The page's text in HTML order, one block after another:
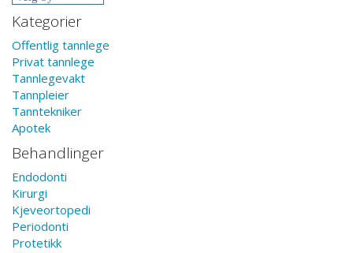
Kategorier
Offentlig tannlege
Privat tannlege
Tannlegevakt
Tannpleier
Tanntekniker
Apotek
Behandlinger
Endodonti
Kirurgi
Kjeveortopedi
Periodonti
Protetikk